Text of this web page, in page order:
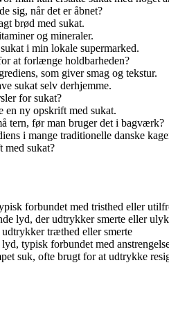
sig, når det er åbnet?
brød med sukat.
og mineraler.
i min lokale supermarked.
at forlænge holdbarheden?
som giver smag og tekstur.
sukat selv derhjemme.
for sukat?
en ny opskrift med sukat.
tern, før man bruger det i bagværk?
i mange traditionelle danske
sukat?
forbundet med tristhed eller
lyd, der udtrykker smerte eller
træthed eller smerte
typisk forbundet med
suk, ofte brugt for at udtrykke